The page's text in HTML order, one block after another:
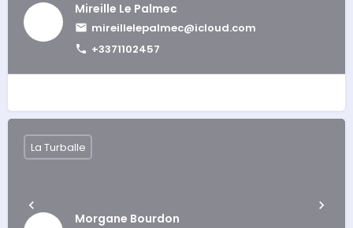
Mireille Le Palmec
mireillelepalmec@icloud.com
+3371102457
Morgane Bourdon
La Turballe